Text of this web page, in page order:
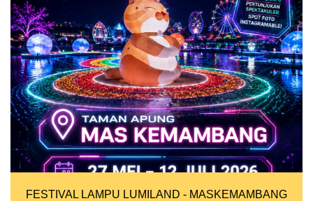
FESTIVAL LAMPU LUMILAND - MASKEMAMBANG